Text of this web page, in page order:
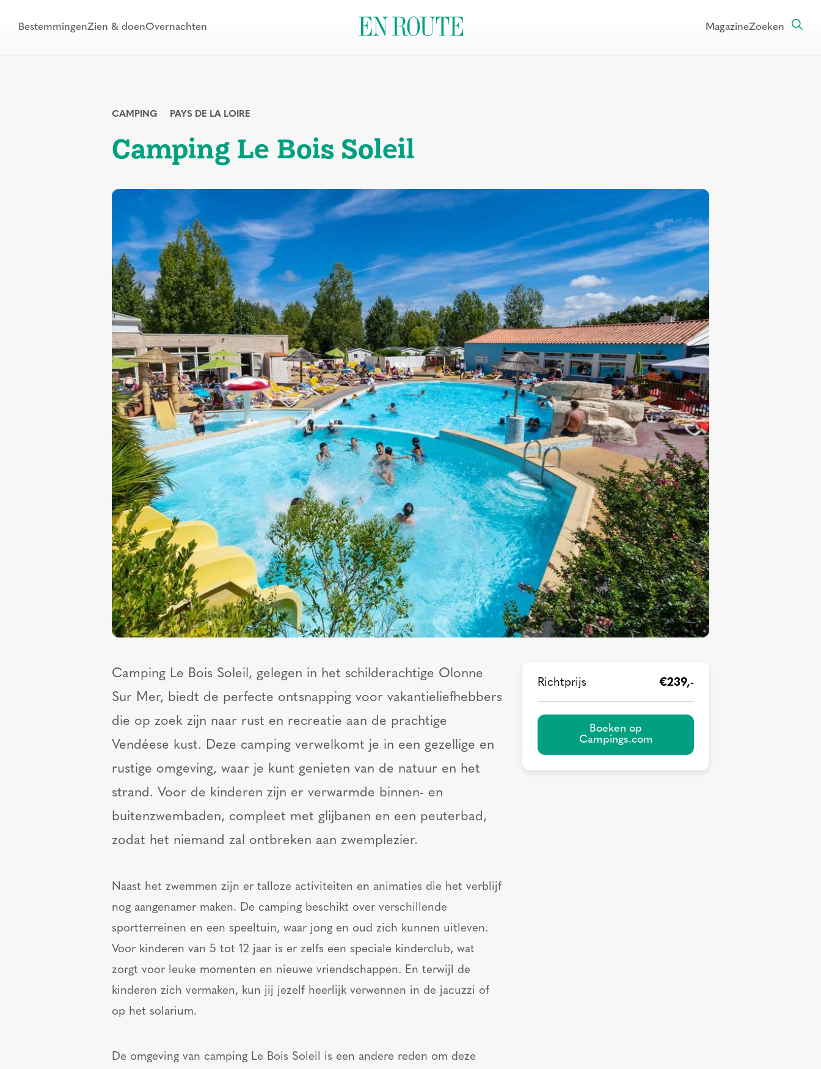
BestemmingenZien & doenOvernachten MagazineZoeken
CAMPING PAYS DE LA LOIRE
Camping Le Bois Soleil
Camping Le Bois Soleil, gelegen in het schilderachtige Olonne
Sur Mer, biedt de perfecte ontsnapping voor vakantieliefhebbers
die op zoek zijn naar rust en recreatie aan de prachtige
Vendéese kust. Deze camping verwelkomt je in een gezellige en
rustige omgeving, waar je kunt genieten van de natuur en het
strand. Voor de kinderen zijn er verwarmde binnen- en
buitenzwembaden, compleet met glijbanen en een peuterbad,
zodat het niemand zal ontbreken aan zwemplezier.
Naast het zwemmen zijn er talloze activiteiten en animaties die het verblijf
nog aangenamer maken. De camping beschikt over verschillende
sportterreinen en een speeltuin, waar jong en oud zich kunnen uitleven.
Voor kinderen van 5 tot 12 jaar is er zelfs een speciale kinderclub, wat
zorgt voor leuke momenten en nieuwe vriendschappen. En terwijl de
kinderen zich vermaken, kun jij jezelf heerlijk verwennen in de jacuzzi of
op het solarium.
De omgeving van camping Le Bois Soleil is een andere reden om deze
Richtprijs €239,-
Boeken op
Campings.com